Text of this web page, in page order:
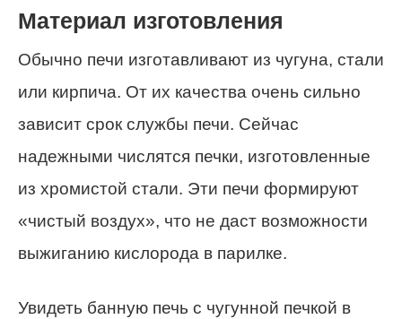
Материал изготовления
Обычно печи изготавливают из чугуна, стали
или кирпича. От их качества очень сильно
зависит срок службы печи. Сейчас
надежными числятся печки, изготовленные
из хромистой стали. Эти печи формируют
«чистый воздух», что не даст возможности
выжиганию кислорода в парилке.
Увидеть банную печь с чугунной печкой в